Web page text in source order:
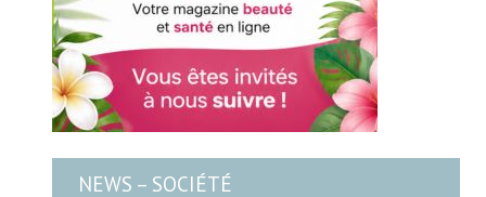
NEWS – SOCIÉTÉ